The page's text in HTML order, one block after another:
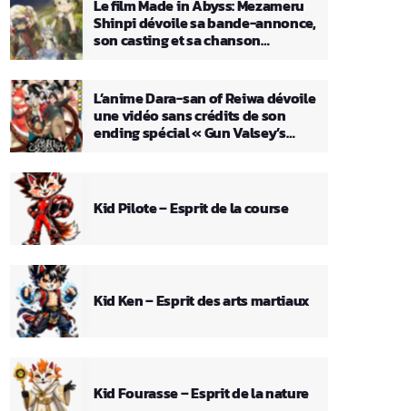
Le film Made in Abyss: Mezameru
Shinpi dévoile sa bande-annonce,
son casting et sa chanson
L’anime Dara-san of Reiwa dévoile
une vidéo sans crédits de son
ending spécial « Gun Valsey’s
Kid Pilote – Esprit de la course
Kid Ken – Esprit des arts martiaux
Kid Fourasse – Esprit de la nature